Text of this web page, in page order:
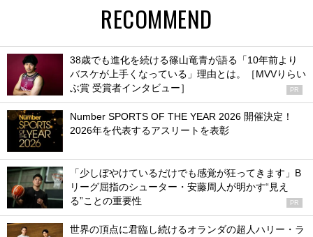
RECOMMEND
38歳でも進化を続ける篠山竜青が語る「10年前より
バスケが上手くなっている」理由とは。［MVVりらい
ぶ賞 受賞者インタビュー］
PR
Number SPORTS OF THE YEAR 2026 開催決定！
2026年を代表するアスリートを表彰
「少しぼやけているだけでも感覚が狂ってきます」B
リーグ屈指のシューター・安藤周人が明かす“見え
る”ことの重要性
PR
世界の頂点に君臨し続けるオランダの超人ハリー・ラ